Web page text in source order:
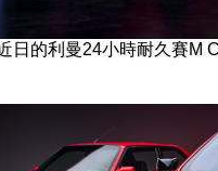
日的利曼24小時耐久賽M